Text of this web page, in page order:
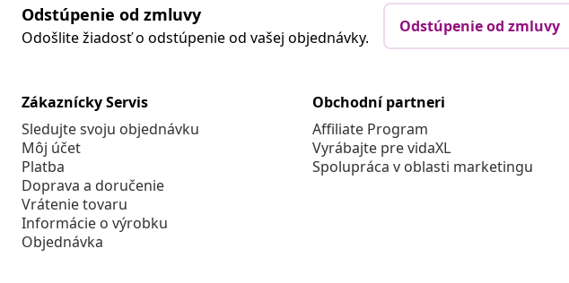
Odstúpenie od zmluvy
Odošlite žiadosť o odstúpenie od vašej objednávky.
Odstúpenie od zmluvy
Zákaznícky Servis
Sledujte svoju objednávku
Môj účet
Platba
Doprava a doručenie
Vrátenie tovaru
Informácie o výrobku
Objednávka
Obchodní partneri
Affiliate Program
Vyrábajte pre vidaXL
Spolupráca v oblasti marketingu